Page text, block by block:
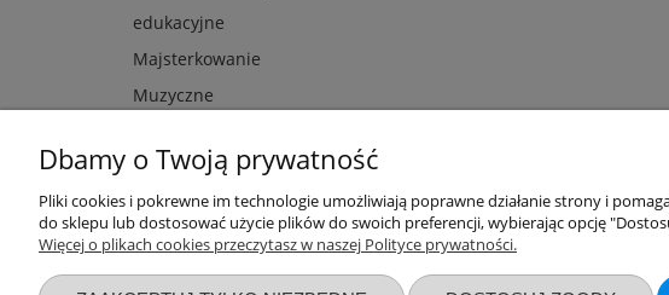
edukacyjne
Majsterkowanie
Muzyczne
Przydatne linki
Nowości
Promocje
Warunki zakupów
Regulaminy
Zwroty i reklamacje
Dbamy o Twoją prywatność
Pliki cookies i pokrewne im technologie umożliwiają poprawne działanie strony i
do sklepu lub dostosować użycie plików do swoich preferencji, wybierając opcję
Więcej o plikach cookies przeczytasz w naszej Polityce prywatności.